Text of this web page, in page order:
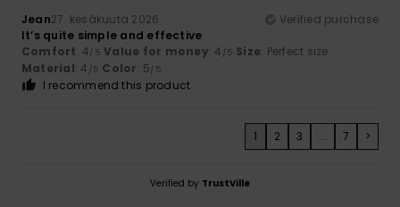
Jean27. kesäkuuta 2026
Verified purchase
It’s quite simple and effective
Comfort: 4/5 Value for money: 4 /5 Size: Perfect size
Material: 4 /5 Color: 5/5
I recommend this product
1 2 3 ... 7 >
Verified by TrustVille